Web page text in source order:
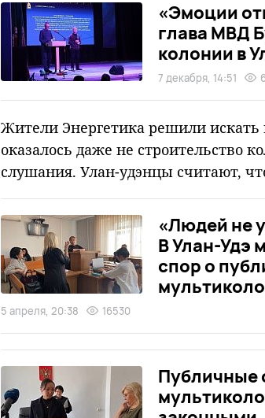
«Эмоции
глава МВД
колонии в
7 декабря, 14:51
Жители Энергетика решили искать
оказалось даже не строительство
слушания. Улан-удэнцы считают,
«Людей не
В Улан-Удэ
спор о
5 апреля, 20:38 16530
Публичные